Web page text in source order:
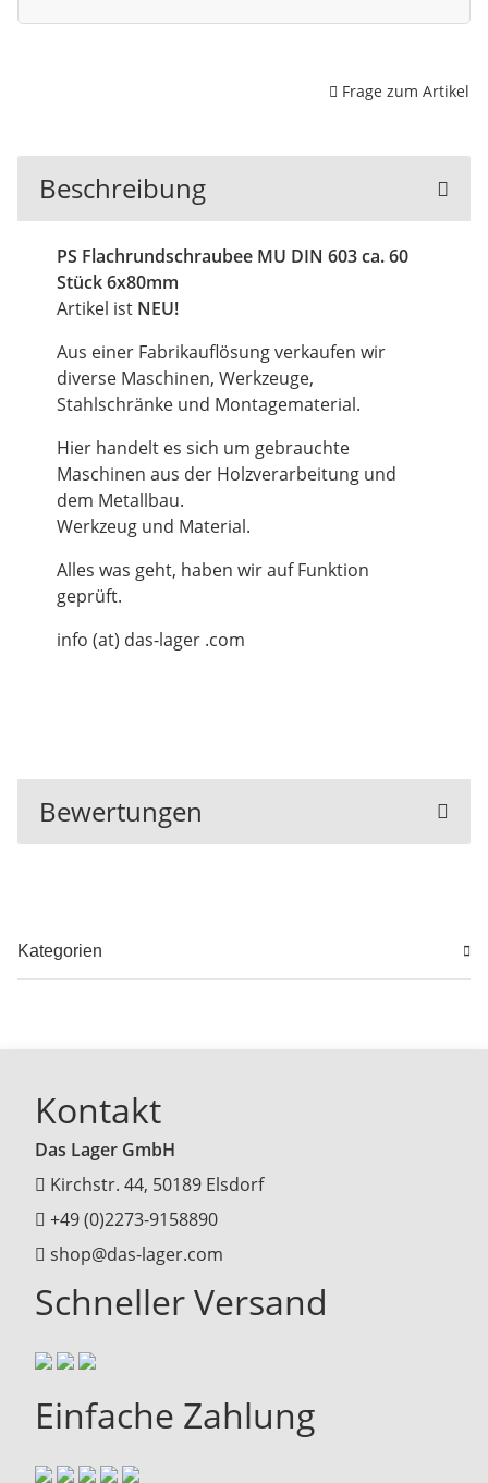
Frage zum Artikel
Beschreibung
PS Flachrundschraubee MU DIN 603 ca. 60
Stück 6x80mm
Artikel ist NEU!
Aus einer Fabrikauflösung verkaufen wir
diverse Maschinen, Werkzeuge,
Stahlschränke und Montagematerial.
Hier handelt es sich um gebrauchte
Maschinen aus der Holzverarbeitung und
dem Metallbau.
Werkzeug und Material.
Alles was geht, haben wir auf Funktion
geprüft.
info (at) das-lager .com
Bewertungen
Kategorien
Kontakt
Das Lager GmbH
Kirchstr. 44, 50189 Elsdorf
+49 (0)2273-9158890
shop@das-lager.com
Schneller Versand
Einfache Zahlung